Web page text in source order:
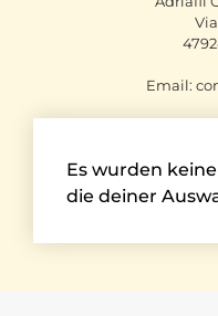
Email:
Es wurden
die deiner